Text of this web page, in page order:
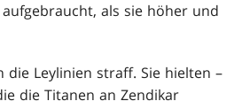
als sie höher und
die Leylinien straff. Sie hielten –
die Titanen an Zendikar